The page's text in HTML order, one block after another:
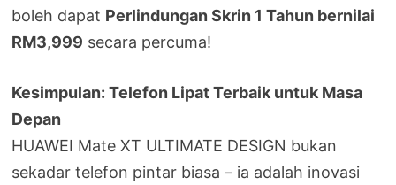
boleh dapat Perlindungan Skrin 1 Tahun bernilai
RM3,999 secara percuma!
Kesimpulan: Telefon Lipat Terbaik untuk Masa
Depan
HUAWEI Mate XT ULTIMATE DESIGN bukan
sekadar telefon pintar biasa – ia adalah inovasi